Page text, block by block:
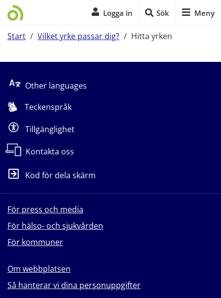
Logga in Sök Meny
Start / Vilket yrke passar dig? / Hitta yrken
Other languages
Teckenspråk
Tillgänglighet
Kontakta oss
Kod för dela skärm
För press och media
För hälso- och sjukvården
För kommuner
Om webbplatsen
Så hanterar vi dina personuppgifter